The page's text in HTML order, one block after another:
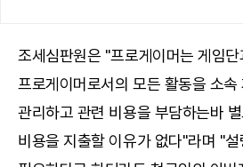
조세심판원은 "프로게이머는 게임
프로게이머로서의 모든 활동을 소
관리하고 관련 비용을 부담하는바
비용을 지출할 이유가 없다"라며 "